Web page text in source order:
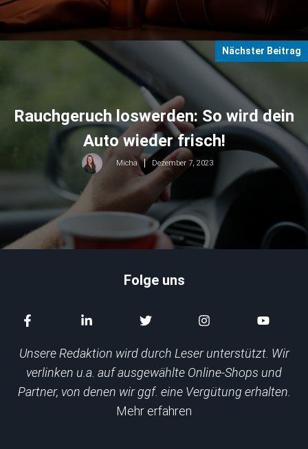
Nächster Beitrag
Rauchgeruch loswerden: So wird dein
Auto wieder frisch!
Micha Dezember 7, 2023
Folge uns
Unsere Redaktion wird durch Leser unterstützt. Wir
verlinken u.a. auf ausgewählte Online-Shops und
Partner, von denen wir ggf. eine Vergütung erhalten.
Mehr erfahren